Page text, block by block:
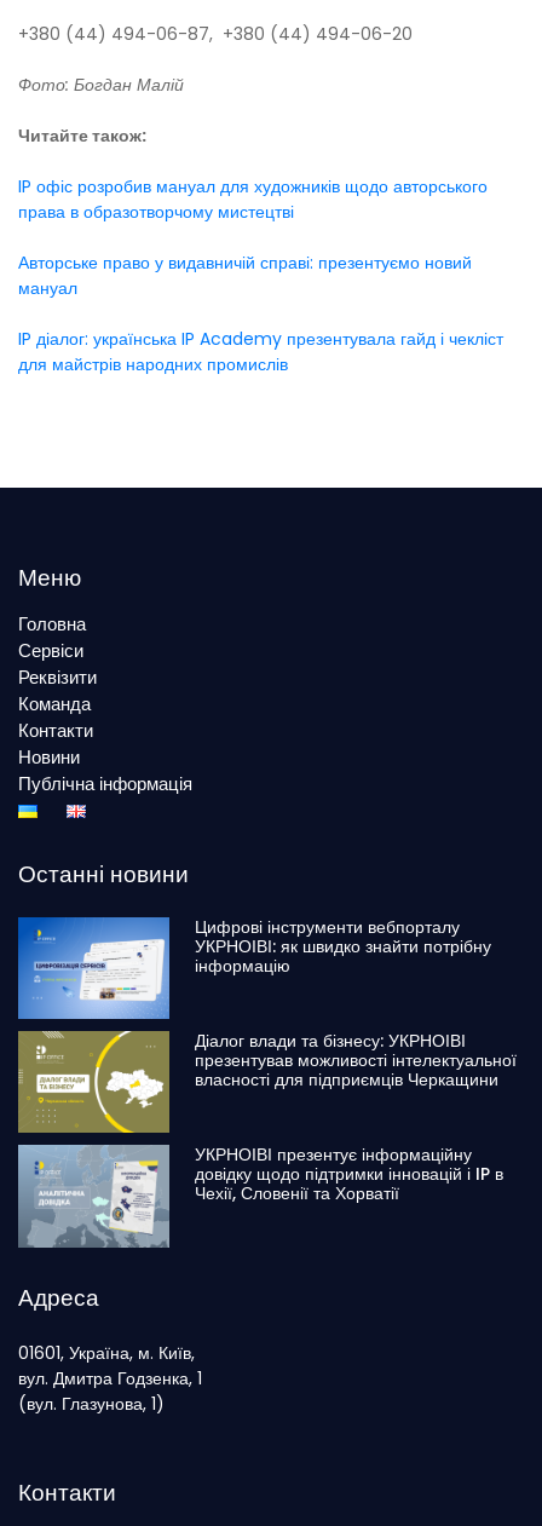
+380 (44) 494-06-87, +380 (44) 494-06-20
Фото: Богдан Малій
Читайте також:
IP офіс розробив мануал для художників щодо авторського
права в образотворчому мистецтві
Авторське право у видавничій справі: презентуємо новий
мануал
IP діалог: українська IP Academy презентувала гайд і чекліст
для майстрів народних промислів
Меню
Головна
Сервіси
Реквізити
Команда
Контакти
Новини
Публічна інформація
Останні новини
Цифрові інструменти вебпорталу
УКРНОІВІ: як швидко знайти потрібну
інформацію
Діалог влади та бізнесу: УКРНОІВІ
презентував можливості інтелектуальної
власності для підприємців Черкащини
УКРНОІВІ презентує інформаційну
довідку щодо підтримки інновацій і IP в
Чехії, Словенії та Хорватії
Адреса
01601, Україна, м. Київ,
вул. Дмитра Годзенка, 1
(вул. Глазунова, 1)
Контакти